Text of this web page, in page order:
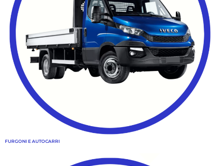
FURGONI E AUTOCARRI